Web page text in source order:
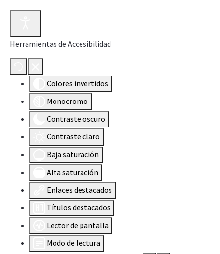
Herramientas de Accesibilidad
Colores invertidos
Monocromo
Contraste oscuro
Contraste claro
Baja saturación
Alta saturación
Enlaces destacados
Títulos destacados
Lector de pantalla
Modo de lectura